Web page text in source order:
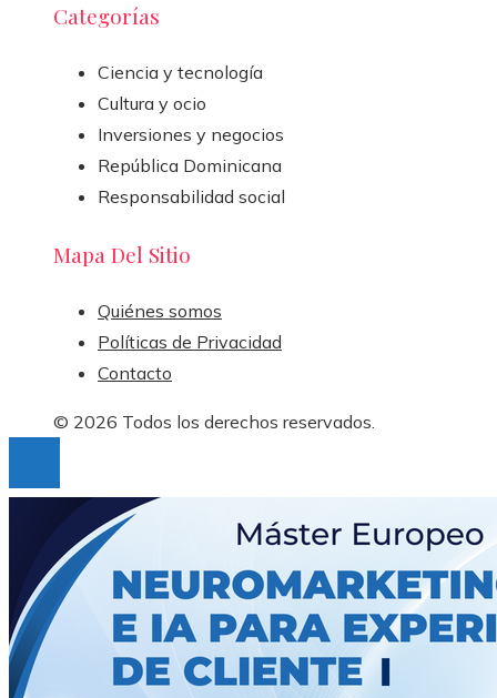
Categorías
Ciencia y tecnología
Cultura y ocio
Inversiones y negocios
República Dominicana
Responsabilidad social
Mapa Del Sitio
Quiénes somos
Políticas de Privacidad
Contacto
© 2026 Todos los derechos reservados.